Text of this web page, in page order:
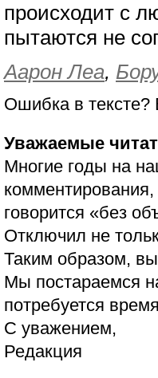
происходит с
пытаются не
Аарон Леа,
Ошибка в
Уважаемые
Многие годы на
говорится «без
Отключил не
Таким образом,
Мы постараемся
потребуется
С уважением,
Редакция